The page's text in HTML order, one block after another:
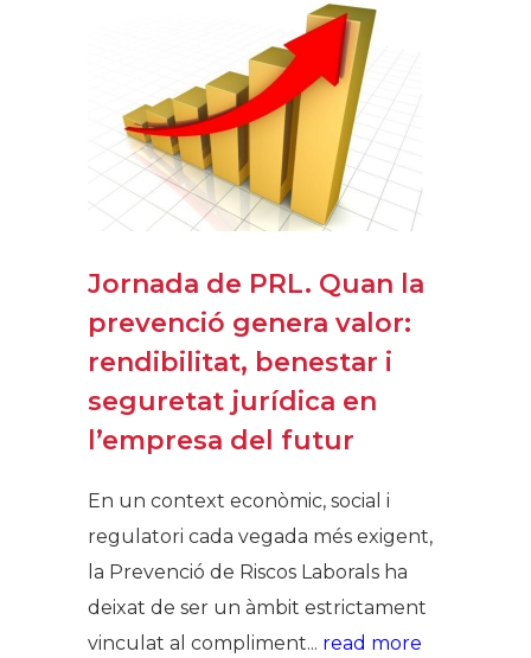
Jornada de PRL. Quan la
prevenció genera valor:
rendibilitat, benestar i
seguretat jurídica en
l’empresa del futur
En un context econòmic, social i
regulatori cada vegada més exigent,
la Prevenció de Riscos Laborals ha
deixat de ser un àmbit estrictament
vinculat al compliment... read more